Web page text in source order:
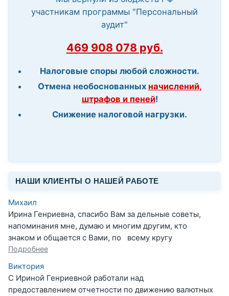
участникам программы "Персональный
аудит"
469 908 078 руб.
Налоговые споры любой сложности.
Отмена необоснованных начислений,
штрафов и пеней!
Снижение налоговой нагрузки.
НАШИ КЛИЕНТЫ О НАШЕЙ РАБОТЕ
Михаил
Ирина Генриевна, спасибо Вам за дельные советы,
напоминания мне, думаю и многим другим, кто
знаком и общается с Вами, по всему кругу
Подробнее
Виктория
С Ириной Генриевной работали над
предоставлением отчетности по движению валютных